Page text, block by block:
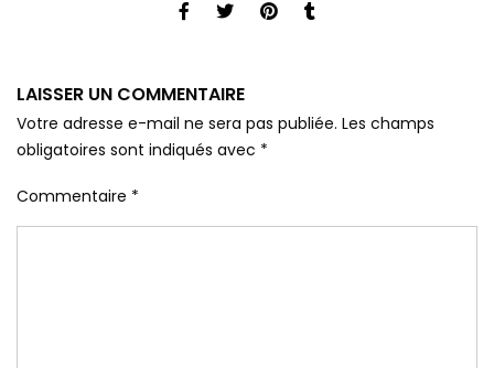
LAISSER UN COMMENTAIRE
Votre adresse e-mail ne sera pas publiée. Les champs
obligatoires sont indiqués avec *
Commentaire *